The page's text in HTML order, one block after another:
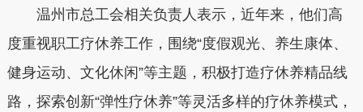
温州市总工会相关负责人表示，近年来，他们高
度重视职工疗休养工作，围绕“度假观光、养生康体、
健身运动、文化休闲”等主题，积极打造疗休养精品线
路，探索创新“弹性疗休养”等灵活多样的疗休养模式，